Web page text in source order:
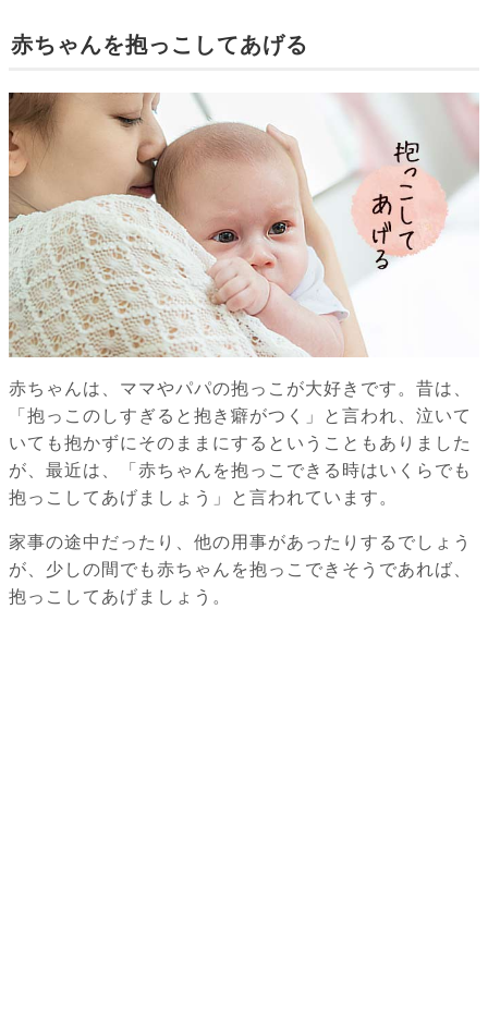
赤ちゃんを抱っこしてあげる
赤ちゃんは、ママやパパの抱っこが大好きです。昔は、
「抱っこのしすぎると抱き癖がつく」と言われ、泣いて
いても抱かずにそのままにするということもありました
が、最近は、「赤ちゃんを抱っこできる時はいくらでも
抱っこしてあげましょう」と言われています。
家事の途中だったり、他の用事があったりするでしょう
が、少しの間でも赤ちゃんを抱っこできそうであれば、
抱っこしてあげましょう。